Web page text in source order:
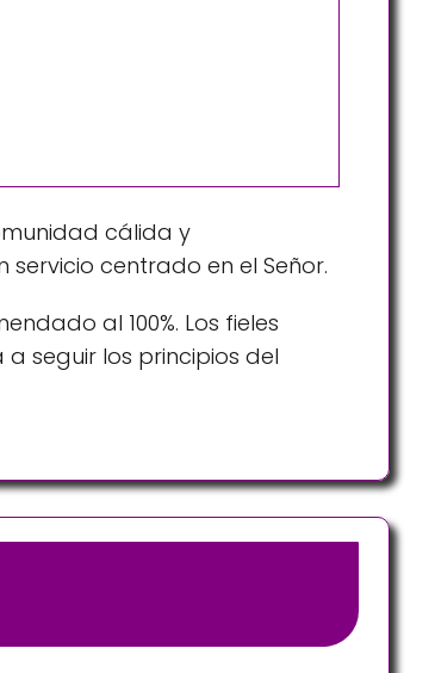
cálida y
centrado en el Señor.
al 100%. Los fieles
seguir los principios del